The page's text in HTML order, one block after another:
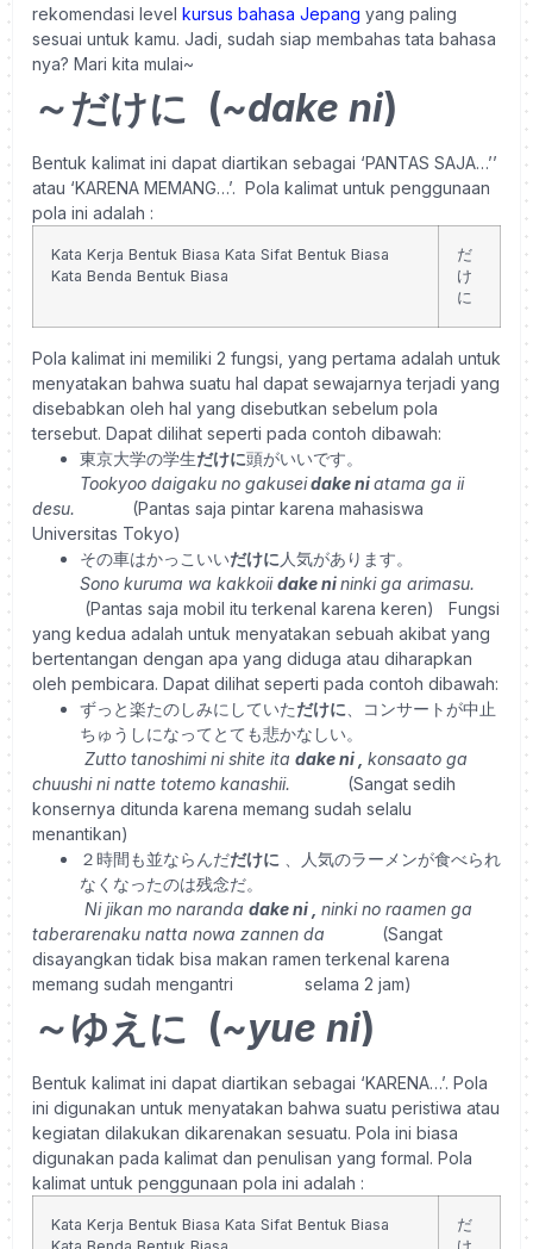
rekomendasi level kursus bahasa Jepang yang paling
sesuai untuk kamu. Jadi, sudah siap membahas tata bahasa
nya? Mari kita mulai~
～だけに (~dake ni)
Bentuk kalimat ini dapat diartikan sebagai ‘PANTAS SAJA…’’
atau ‘KARENA MEMANG…’. Pola kalimat untuk penggunaan
pola ini adalah :
Kata Kerja Bentuk Biasa Kata Sifat Bentuk Biasa
Kata Benda Bentuk Biasa
だ
け
に
Pola kalimat ini memiliki 2 fungsi, yang pertama adalah untuk
menyatakan bahwa suatu hal dapat sewajarnya terjadi yang
disebabkan oleh hal yang disebutkan sebelum pola
tersebut. Dapat dilihat seperti pada contoh dibawah:
東京大学の学生だけに頭がいいです。
Tookyoo daigaku no gakuseidake niatama ga ii
desu.
(Pantas saja pintar karena mahasiswa
Universitas Tokyo)
その車はかっこいいだけに 人気があります。
Sono kuruma wa kakkoiidake nininki ga arimasu.
(Pantas saja mobil itu terkenal karena keren)
Fungsi
yang kedua adalah untuk menyatakan sebuah akibat yang
bertentangan dengan apa yang diduga atau diharapkan
oleh pembicara. Dapat dilihat seperti pada contoh dibawah:
ずっと楽たのしみにしていただけに 、コンサートが中止
ちゅうしになってとても悲かなしい。
Zutto tanoshimi ni shite ita dake ni
konsaato ga
chuushi ni natte totemo kanashii.
(Sangat sedih
konsernya ditunda karena memang sudah selalu
menantikan)
２時間も並ならんだだけに 、人気のラーメンが食べられ
なくなったのは残念だ。
Ni jikan mo naranda dake ni
ninki no raamen ga
taberarenaku natta nowa zannen da
(Sangat
disayangkan tidak bisa makan ramen terkenal karena
memang sudah mengantri
selama 2 jam)
～ゆえに (~yue ni)
Bentuk kalimat ini dapat diartikan sebagai ‘KARENA…’. Pola
ini digunakan untuk menyatakan bahwa suatu peristiwa atau
kegiatan dilakukan dikarenakan sesuatu. Pola ini biasa
digunakan pada kalimat dan penulisan yang formal. Pola
kalimat untuk penggunaan pola ini adalah :
Kata Kerja Bentuk Biasa Kata Sifat Bentuk Biasa
だ